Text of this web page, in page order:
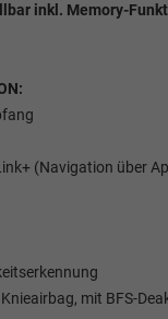
inkl. Memory-
(Navigation über
mit BFS-